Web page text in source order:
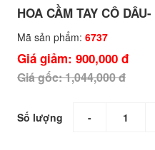
HOA CẦM TAY CÔ
Mã sản phẩm: 6737
Giá giảm: 900,000 đ
Giá gốc: 1,044,000 đ
Số lượng -